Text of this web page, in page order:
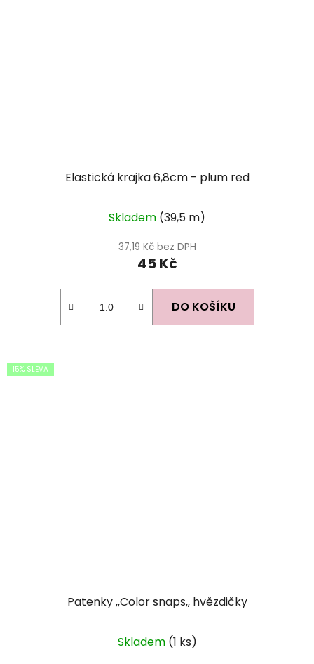
Elastická krajka 6,8cm - plum red
Skladem (39,5 m)
37,19 Kč bez DPH
45 Kč
DO KOŠÍKU
15% SLEVA
Patenky ,,Color snaps,, hvězdičky
Skladem (1 ks)